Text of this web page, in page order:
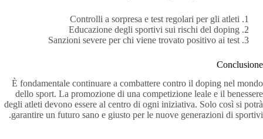
Controlli a sorpresa e test regolari per gli atleti
Educazione degli sportivi sui rischi del doping
Sanzioni severe per chi viene trovato positivo ai test
Conclusione
È fondamentale continuare a combattere contro il doping nel mondo
dello sport. La promozione di una competizione leale e il benessere
degli atleti devono essere al centro di ogni iniziativa. Solo così si potrà
garantire un futuro sano e giusto per le nuove generazioni di sportivi.